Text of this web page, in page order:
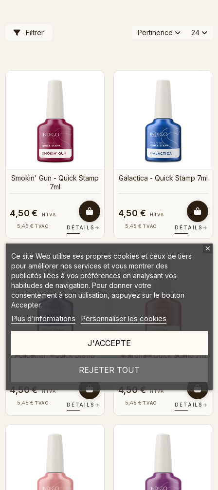
Filtrer Pertinence 24
Smokin' Gun - Quick Stamp
7ml
4,50 € HTVA
5,45 € TVAC DÉTAILS →
Galactica - Quick Stamp 7ml
4,50 € HTVA
5,45 € TVAC DÉTAILS →
Policeman - Quick Stamp
4,50 € HTVA
5,45 € TVAC DÉTAILS →
Matrona - Quick Stamp 7ml
4,50 € HTVA
5,45 € TVAC DÉTAILS →
Ce site Web utilise ses propres cookies et ceux de tiers
pour améliorer nos services et vous montrer des
publicités liées à vos préférences en analysant vos
habitudes de navigation. Pour donner votre
consentement à son utilisation, appuyez sur le bouton
Accepter.
Plus d'informations Personnaliser les cookies
REJETER TOUT
J'ACCEPTE